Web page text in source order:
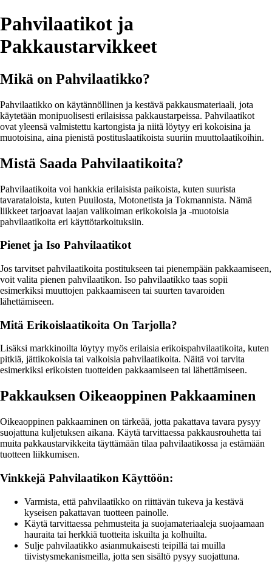
Pahvilaatikot ja
Pakkaustarvikkeet
Mikä on Pahvilaatikko?
Pahvilaatikko on käytännöllinen ja kestävä pakkausmateriaali, jota
käytetään monipuolisesti erilaisissa pakkaustarpeissa. Pahvilaatikot
ovat yleensä valmistettu kartongista ja niitä löytyy eri kokoisina ja
muotoisina, aina pienistä postituslaatikoista suuriin muuttolaatikoihin.
Mistä Saada Pahvilaatikoita?
Pahvilaatikoita voi hankkia erilaisista paikoista, kuten suurista
tavarataloista, kuten Puuilosta, Motonetista ja Tokmannista. Nämä
liikkeet tarjoavat laajan valikoiman erikokoisia ja -muotoisia
pahvilaatikoita eri käyttötarkoituksiin.
Pienet ja Iso Pahvilaatikot
Jos tarvitset pahvilaatikoita postitukseen tai pienempään pakkaamiseen,
voit valita pienen pahvilaatikon. Iso pahvilaatikko taas sopii
esimerkiksi muuttojen pakkaamiseen tai suurten tavaroiden
lähettämiseen.
Mitä Erikoislaatikoita On Tarjolla?
Lisäksi markkinoilta löytyy myös erilaisia erikoispahvilaatikoita, kuten
pitkiä, jättikokoisia tai valkoisia pahvilaatikoita. Näitä voi tarvita
esimerkiksi erikoisten tuotteiden pakkaamiseen tai lähettämiseen.
Pakkauksen Oikeaoppinen Pakkaaminen
Oikeaoppinen pakkaaminen on tärkeää, jotta pakattava tavara pysyy
suojattuna kuljetuksen aikana. Käytä tarvittaessa pakkausrouhetta tai
muita pakkaustarvikkeita täyttämään tilaa pahvilaatikossa ja estämään
tuotteen liikkumisen.
Vinkkejä Pahvilaatikon Käyttöön:
Varmista, että pahvilaatikko on riittävän tukeva ja kestävä
kyseisen pakattavan tuotteen painolle.
Käytä tarvittaessa pehmusteita ja suojamateriaaleja suojaamaan
hauraita tai herkkiä tuotteita iskuilta ja kolhuilta.
Sulje pahvilaatikko asianmukaisesti teipillä tai muilla
tiivistysmekanismeilla, jotta sen sisältö pysyy suojattuna.